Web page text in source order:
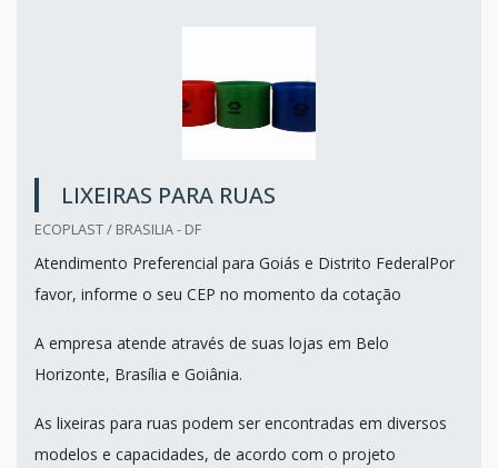
LIXEIRAS PARA RUAS
ECOPLAST / BRASILIA - DF
Atendimento Preferencial para Goiás e Distrito FederalPor
favor, informe o seu CEP no momento da cotação
A empresa atende através de suas lojas em Belo
Horizonte, Brasília e Goiânia.
As lixeiras para ruas podem ser encontradas em diversos
modelos e capacidades, de acordo com o projeto